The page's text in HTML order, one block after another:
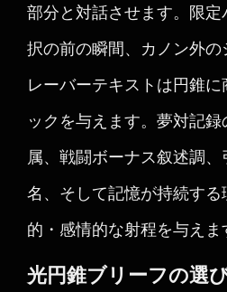
部分と対話させます。限
択の前の瞬間、カノン外
レーバーテキストは円錐
ックを与えます。夢対記
属、戦闘ボーナス叙述調
名、そして記憶が持続す
的・感情的な射程を与えま
光円錐ブリーフの選